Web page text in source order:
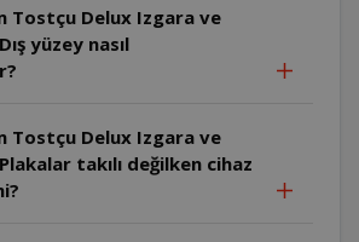
Tostçu Delux Izgara ve
yüzey nasıl
Tostçu Delux Izgara ve
takılı değilken cihaz